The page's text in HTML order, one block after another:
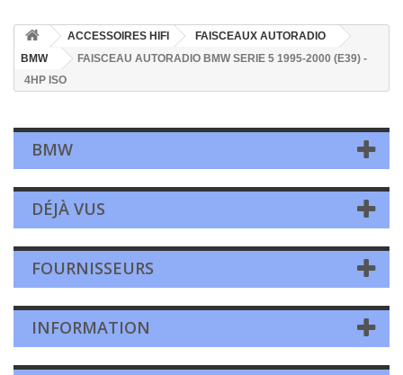
ACCESSOIRES HIFI
FAISCEAUX AUTORADIO
BMW
FAISCEAU AUTORADIO BMW SERIE 5 1995-2000 (E39) -
4HP ISO
BMW
DÉJÀ VUS
FOURNISSEURS
INFORMATION